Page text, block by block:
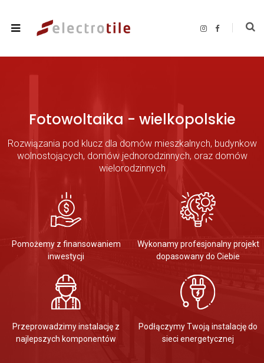
I
a
F
b
Fotowoltaika - wielkopolskie
Rozwiązania pod klucz dla domów mieszkalnych, budynkow
wolnostojących, domów jednorodzinnych, oraz domów
wielorodzinnych
Pomożemy z finansowaniem
inwestycji
Wykonamy profesjonalny projekt
dopasowany do Ciebie
Przeprowadzimy instalację z
najlepszych komponentów
Podłączymy Twoją instalację do
sieci energetycznej